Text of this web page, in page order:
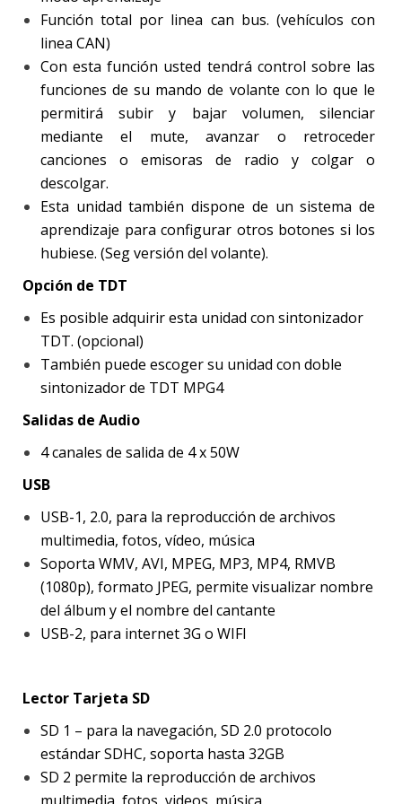
Función total por linea can bus. (vehículos con
linea CAN)
Con esta función usted tendrá control sobre las
funciones de su mando de volante con lo que le
permitirá subir y bajar volumen, silenciar
mediante el mute, avanzar o retroceder
canciones o emisoras de radio y colgar o
descolgar.
Esta unidad también dispone de un sistema de
aprendizaje para configurar otros botones si los
hubiese. (Seg versión del volante).
Opción de TDT
Es posible adquirir esta unidad con sintonizador
TDT. (opcional)
También puede escoger su unidad con doble
sintonizador de TDT MPG4
Salidas de Audio
4 canales de salida de 4 x 50W
USB
USB-1, 2.0, para la reproducción de archivos
multimedia, fotos, vídeo, música
Soporta WMV, AVI, MPEG, MP3, MP4, RMVB
(1080p), formato JPEG, permite visualizar nombre
del álbum y el nombre del cantante
USB-2, para internet 3G o WIFI
Lector Tarjeta SD
SD 1 – para la navegación, SD 2.0 protocolo
estándar SDHC, soporta hasta 32GB
SD 2 permite la reproducción de archivos